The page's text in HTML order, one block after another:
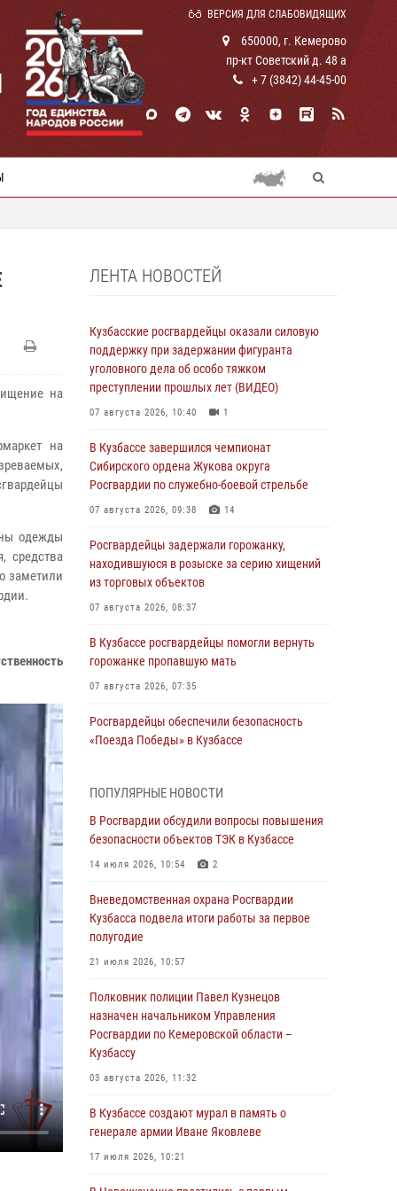
ВЕРСИЯ ДЛЯ СЛАБОВИДЯЩИХ
650000, г. Кемерово
пр-кт Советский д. 48 а
+ 7 (3842) 44-45-00
на
на
одежды
средства
заметили
ЛЕНТА НОВОСТЕЙ
Кузбасские росгвардейцы оказали силовую
поддержку при задержании фигуранта
уголовного дела об особо тяжком
преступлении прошлых лет (ВИДЕО)
07 августа 2026, 10:40 1
В Кузбассе завершился чемпионат
Сибирского ордена Жукова округа
Росгвардии по служебно-боевой стрельбе
07 августа 2026, 09:38 14
Росгвардейцы задержали горожанку,
находившуюся в розыске за серию хищений
из торговых объектов
07 августа 2026, 08:37
В Кузбассе росгвардейцы помогли вернуть
горожанке пропавшую мать
07 августа 2026, 07:35
Росгвардейцы обеспечили безопасность
«Поезда Победы» в Кузбассе
Генерал-полковник Олег Плохой поздравил
специалистов организационно-штатных
подразделений Росгвардии с
профессиональным праздником
С 1 сентября 2026 года вступает в силу новый
федеральный закон о частной охранной
Росгвардейцы задержали предполагаемого
виновника причинения ножевого ранения
кемеровчанину
06 августа 2026, 09:18
Росгвардейцы задержали мужчину,
повредившего имущество горожанки
06 августа 2026, 08:17
ПОПУЛЯРНЫЕ НОВОСТИ
В Росгвардии обсудили вопросы повышения
безопасности объектов ТЭК в Кузбассе
14 июля 2026, 10:54 2
Вневедомственная охрана Росгвардии
Кузбасса подвела итоги работы за первое
полугодие
21 июля 2026, 10:57
Полковник полиции Павел Кузнецов
назначен начальником Управления
Росгвардии по Кемеровской области –
Кузбассу
03 августа 2026, 11:32
В Кузбассе создают мурал в память о
генерале армии Иване Яковлеве
17 июля 2026, 10:21